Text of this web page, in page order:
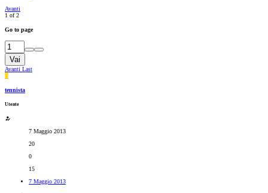
Avanti
1 of 2
Go to page
Vai
Avanti Last
T
tennista
Utente
7 Maggio 2013
20
0
15
7 Maggio 2013